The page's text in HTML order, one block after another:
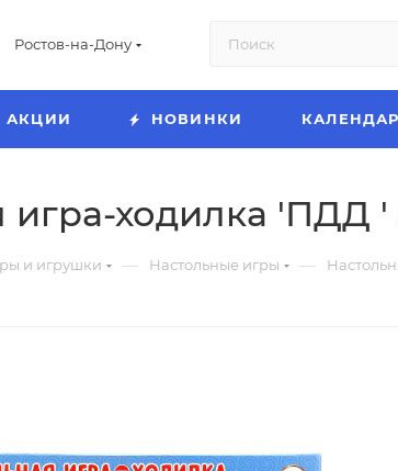
Ростов-на-Дону
АКЦИИ НОВИНКИ
игра-ходилка 'ПДД '
и игрушки — Настольные игры —